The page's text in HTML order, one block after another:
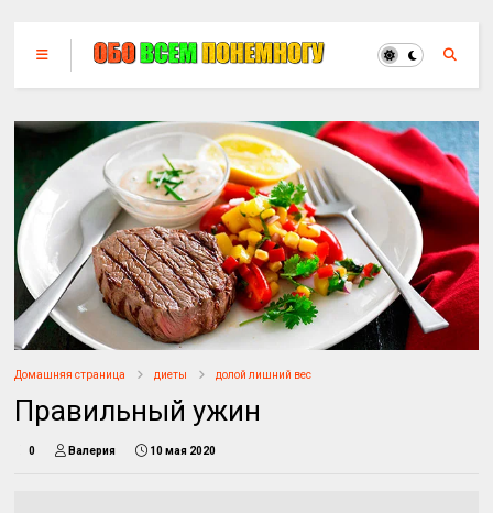
Домашняя страница диеты долой лишний вес
Правильный ужин
0 Валерия 10 мая 2020